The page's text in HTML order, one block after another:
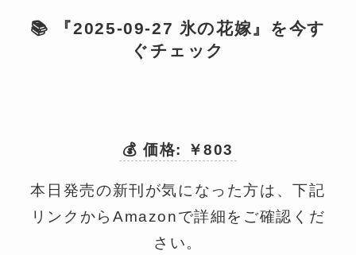
📚 『2025-09-27 氷の花嫁』を今す
ぐチェック
💰 価格: ￥803
本日発売の新刊が気になった方は、下記
リンクからAmazonで詳細をご確認くだ
さい。